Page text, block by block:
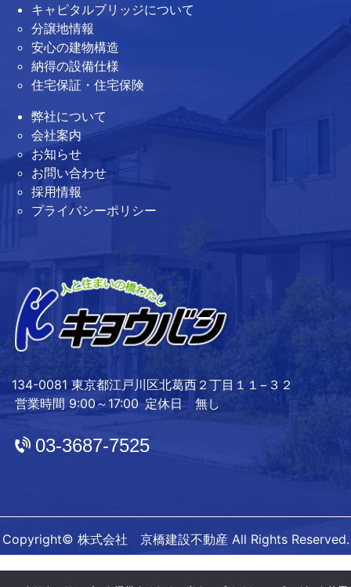
キャピタルブリッジについて
分譲地情報
安心の建物構造
納得の設備仕様
住宅保証・住宅保険
弊社について
会社案内
お知らせ
お問い合わせ
採用情報
プライバシーポリシー
134-0081 東京都江戸川区北葛西２丁目１１−３２
営業時間 9:00～17:00 定休日 無し
03-3687-7525
Copyright© 株式会社 京橋建設不動産 All Rights Reserved.